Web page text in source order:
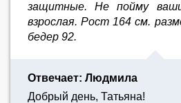
защитные. Не пойму
взрослая. Рост 164 см.
бедер 92.
Отвечает: Людмила
Добрый день, Татьяна!